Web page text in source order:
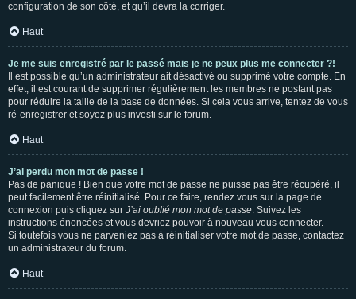
configuration de son côté, et qu’il devra la corriger.
Haut
Je me suis enregistré par le passé mais je ne peux plus me connecter ?!
Il est possible qu’un administrateur ait désactivé ou supprimé votre compte. En
effet, il est courant de supprimer régulièrement les membres ne postant pas
pour réduire la taille de la base de données. Si cela vous arrive, tentez de vous
ré-enregistrer et soyez plus investi sur le forum.
Haut
J’ai perdu mon mot de passe !
Pas de panique ! Bien que votre mot de passe ne puisse pas être récupéré, il
peut facilement être réinitialisé. Pour ce faire, rendez vous sur la page de
connexion puis cliquez sur J’ai oublié mon mot de passe. Suivez les
instructions énoncées et vous devriez pouvoir à nouveau vous connecter.
Si toutefois vous ne parveniez pas à réinitialiser votre mot de passe, contactez
un administrateur du forum.
Haut